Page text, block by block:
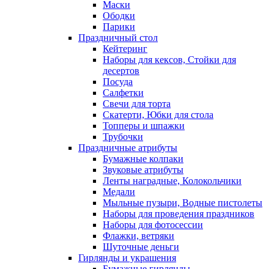
Маски
Ободки
Парики
Праздничный стол
Кейтеринг
Наборы для кексов, Стойки для
десертов
Посуда
Салфетки
Свечи для торта
Скатерти, Юбки для стола
Топперы и шпажки
Трубочки
Праздничные атрибуты
Бумажные колпаки
Звуковые атрибуты
Ленты наградные, Колокольчики
Медали
Мыльные пузыри, Водные пистолеты
Наборы для проведения праздников
Наборы для фотосессии
Флажки, ветряки
Шуточные деньги
Гирлянды и украшения